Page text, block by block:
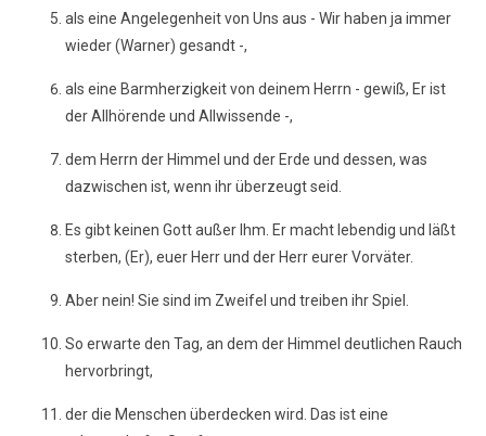
als eine Angelegenheit von Uns aus - Wir haben ja immer
wieder (Warner) gesandt -,
als eine Barmherzigkeit von deinem Herrn - gewiß, Er ist
der Allhörende und Allwissende -,
dem Herrn der Himmel und der Erde und dessen, was
dazwischen ist, wenn ihr überzeugt seid.
Es gibt keinen Gott außer Ihm. Er macht lebendig und läßt
sterben, (Er), euer Herr und der Herr eurer Vorväter.
Aber nein! Sie sind im Zweifel und treiben ihr Spiel.
So erwarte den Tag, an dem der Himmel deutlichen Rauch
hervorbringt,
der die Menschen überdecken wird. Das ist eine